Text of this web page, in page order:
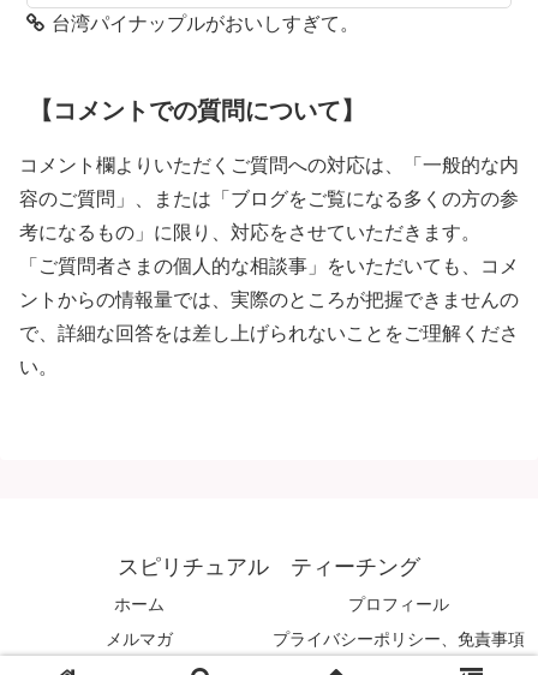
台湾パイナップルがおいしすぎて。
【コメントでの質問について】
コメント欄よりいただくご質問への対応は、「一般的な内
容のご質問」、または「ブログをご覧になる多くの方の参
考になるもの」に限り、対応をさせていただきます。
「ご質問者さまの個人的な相談事」をいただいても、コメ
ントからの情報量では、実際のところが把握できませんの
で、詳細な回答をは差し上げられないことをご理解くださ
い。
スピリチュアル ティーチング
ホーム
プロフィール
メルマガ
プライバシーポリシー、免責事項